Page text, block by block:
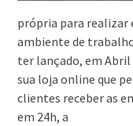
própria para realizar
ambiente de
ter lançado, em Abril
sua loja online que
clientes receber as
em 24h, a